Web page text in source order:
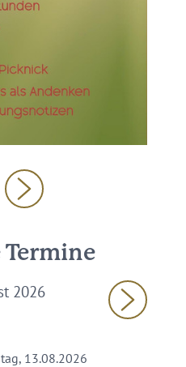
Termine
2026
13.08.2026